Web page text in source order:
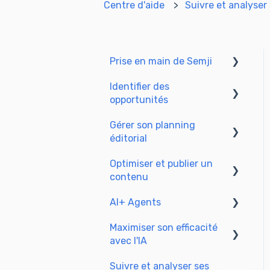
Centre d'aide Suivre et
Prise en main de Semji
Créer son compte et se
connecter
Identifier des
opportunités
Identifier des
opportunités
Explorer vos pages dans
Semji
Gérer son planning
éditorial
Adapter le planning à
votre mode de
Planning
Optimiser et publier un
contenu
Préparer & rédiger
Optimiser le SEO
AI+ Agents
Prise en main & Guides
Maximiser son efficacité
avec l'IA
Configurer
Suivre et analyser ses